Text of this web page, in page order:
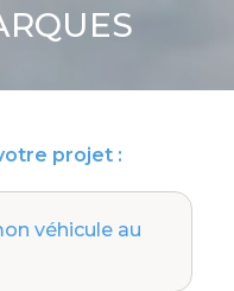
projet :
véhicule au